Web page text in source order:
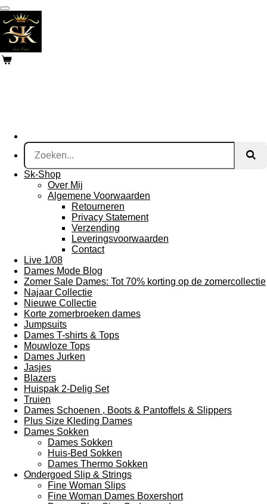
Ga
direct
naar
de
hoofdinhoud
Sk-Shop
Over Mij
Algemene Voorwaarden
Retourneren
Privacy Statement
Verzending
Leveringsvoorwaarden
Contact
Live 1/08
Dames Mode Blog
Zomer Sale Dames: Tot 70% korting op de zomercollectie
Najaar Collectie
Nieuwe Collectie
Korte zomerbroeken dames
Jumpsuits
Dames T-shirts & Tops
Mouwloze Tops
Dames Jurken
Jasjes
Blazers
Huispak 2-Delig Set
Truien
Dames Schoenen , Boots & Pantoffels & Slippers
Plus Size Kleding Dames
Dames Sokken
Dames Sokken
Huis-Bed Sokken
Dames Thermo Sokken
Ondergoed Slip & Strings
Fine Woman Slips
Fine Woman Dames Boxershort